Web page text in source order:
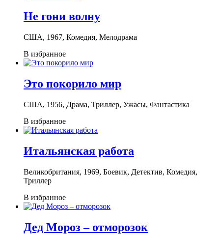
Не гони волну
США, 1967, Комедия, Мелодрама
В избранное
Это покорило мир
США, 1956, Драма, Триллер, Ужасы, Фантастика
В избранное
Итальянская работа
Великобритания, 1969, Боевик, Детектив, Комедия,
Триллер
В избранное
Дед Мороз – отморозок